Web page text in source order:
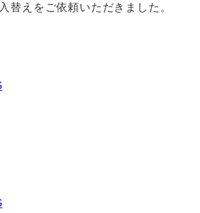
替えをご依頼いただきました。